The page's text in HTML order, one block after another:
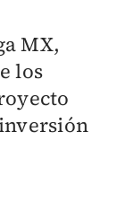
MX,
los